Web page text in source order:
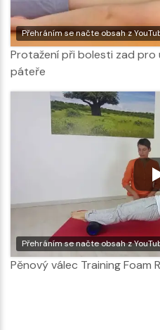
Přehráním se načte obsah z
Protažení při bolesti zad pro
páteře
Přehráním se načte obsah z
Pěnový válec Training Foam